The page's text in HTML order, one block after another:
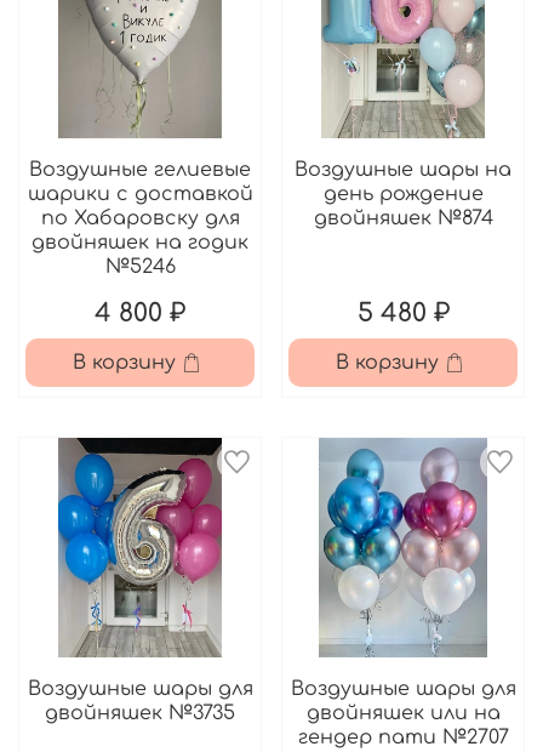
Воздушные гелиевые
шарики с доставкой
по Хабаровску для
двойняшек на годик
№5246
4 800 ₽
В корзину
Воздушные шары на
день рождение
двойняшек №874
5 480 ₽
В корзину
Воздушные шары для
двойняшек №3735
Воздушные шары для
двойняшек или на
гендер пати №2707